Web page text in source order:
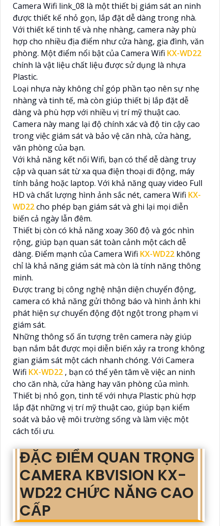
Camera Wifi link_08 là một thiết bị giám sát an ninh
được thiết kế nhỏ gọn, lắp đặt dễ dàng trong nhà.
Với thiết kế tinh tế và nhẹ nhàng, camera này phù
hợp cho nhiều địa điểm như cửa hàng, gia đình, văn
phòng. Một điểm nổi bật của Camera Wifi KX-WD22
chính là vật liệu chất liệu được sử dụng là nhựa
Plastic.
Loại nhựa này không chỉ góp phần tạo nên sự nhẹ
nhàng và tinh tế, mà còn giúp thiết bị lắp đặt dễ
dàng và phù hợp với nhiều vị trí mỹ thuật cao.
Camera này mang lại độ chính xác và độ tin cậy cao
trong việc giám sát và bảo vệ căn nhà, cửa hàng,
văn phòng của bạn.
Với khả năng kết nối Wifi, bạn có thể dễ dàng truy
cập và quan sát từ xa qua điện thoại di động, máy
tính bảng hoặc laptop. Với khả năng quay video Full
HD và chất lượng hình ảnh sắc nét, camera Wifi KX-
WD22cho phép bạn giám sát và ghi lại mọi diễn
biến cả ngày lẫn đêm.
Thiết bị còn có khả năng xoay 360 độ và góc nhìn
rộng, giúp bạn quan sát toàn cảnh một cách dễ
dàng. Điểm mạnh của Camera Wifi KX-WD22 không
chỉ là khả năng giám sát mà còn là tính năng thông
minh.
Được trang bị công nghệ nhận diện chuyển động,
camera có khả năng gửi thông báo và hình ảnh khi
phát hiện sự chuyển động đột ngột trong phạm vi
giám sát.
Những thông số ấn tượng trên camera này giúp
bạn nắm bắt được mọi diễn biến xảy ra trong không
gian giám sát một cách nhanh chóng. Với Camera
Wifi KX-WD22 , bạn có thể yên tâm về việc an ninh
cho căn nhà, cửa hàng hay văn phòng của mình.
Thiết bị nhỏ gọn, tinh tế với nhựa Plastic phù hợp
lắp đặt những vị trí mỹ thuật cao, giúp bạn kiểm
soát và bảo vệ môi trường sống và làm việc một
cách tối ưu.
ĐẶC ĐIỂM QUAN TRỌNG
CAMERA KBVISION KX-
WD22 CHỨC NĂNG CAO
CẤP